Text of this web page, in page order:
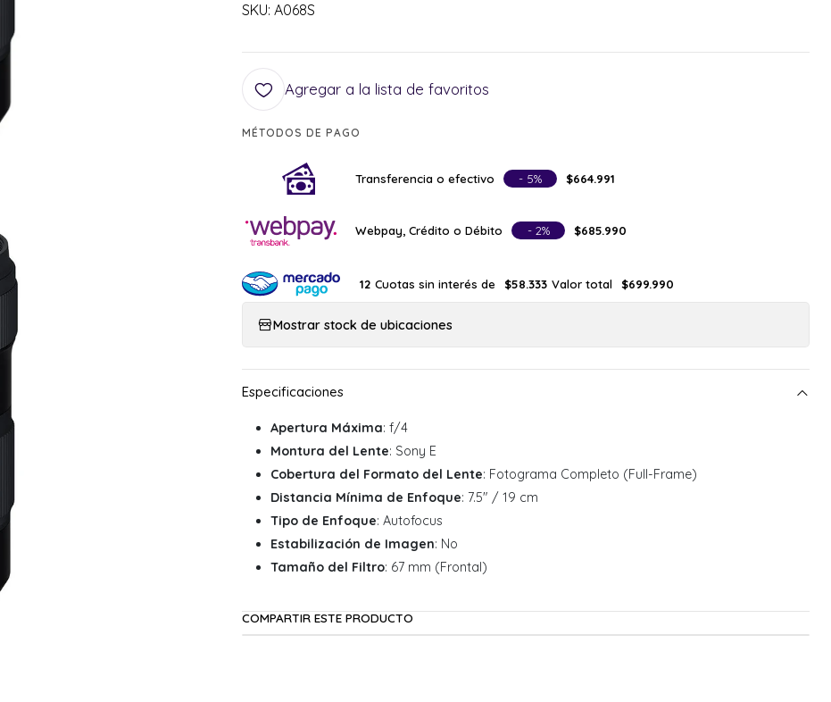
SKU: A068S
Agregar a la lista de favoritos
MÉTODOS DE PAGO
Transferencia o efectivo - 5% $664.991
Webpay, Crédito o Débito - 2% $685.990
12 Cuotas sin interés de $58.333 Valor total $699.990
Mostrar stock de ubicaciones
Apertura Máxima: f/4
Montura del Lente: Sony E
Cobertura del Formato del Lente: Fotograma Completo (Full-Frame)
Distancia Mínima de Enfoque: 7.5" / 19 cm
Tipo de Enfoque: Autofocus
Estabilización de Imagen: No
Tamaño del Filtro: 67 mm (Frontal)
COMPARTIR ESTE PRODUCTO